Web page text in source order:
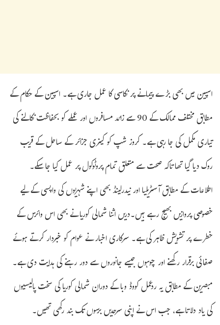
اسپین میں بھی بڑے پیمانے پر نکاسی کا عمل جاری ہے۔ اسپین کے حکام کے
مطابق مختلف ممالک کے 90 سے زائد مسافروں اور عملے کو بحفاظت نکالنے کی
تیاری مکمل کی جا رہی ہے۔ کروز شپ کو کینری جزائر کے ساحل کے قریب
روک دیا گیا تھا تاکہ صحت سے متعلق تمام پروٹوکول پر عمل کیا جا سکے۔
اطلاعات کے مطابق آسٹریلیا اور نیدرلینڈ بھی اپنے شہریوں کی واپسی کے لیے
خصوصی پروازیں بھیج رہے ہیں۔دریں اثنا شمالی کوریا نے بھی اس وائرس کے
خطرے پر تشویش ظاہر کی ہے۔ سرکاری اخبار نے عوام کو خبردار کرتے ہوئے
صفائی برقرار رکھنے اور چوہوں جیسے جانوروں سے دور رہنے کی ہدایت دی ہے۔
مبصرین کے مطابق یہ ردعمل کووڈ وبا کے دوران شمالی کوریا کی سخت پالیسیوں
کی یاد دلاتا ہے، جب اس نے اپنی سرحدیں برسوں تک بند رکھی تھیں۔